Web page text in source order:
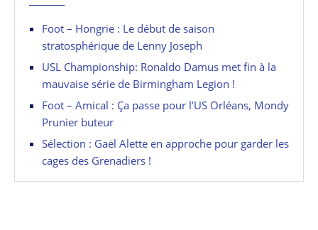
Foot – Hongrie : Le début de saison
stratosphérique de Lenny Joseph
USL Championship: Ronaldo Damus met fin à la
mauvaise série de Birmingham Legion !
Foot – Amical : Ça passe pour l’US Orléans, Mondy
Prunier buteur
Sélection : Gaël Alette en approche pour garder les
cages des Grenadiers !